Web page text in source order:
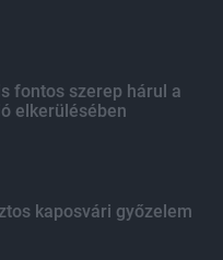
fontos szerep hárul a
elkerülésében
kaposvári győzelem